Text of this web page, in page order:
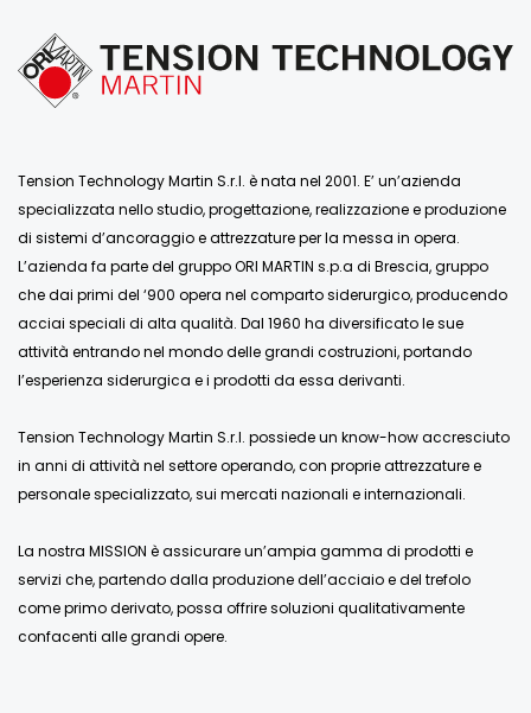
Tension Technology Martin S.r.l. è nata nel 2001. E’ un’azienda
specializzata nello studio, progettazione, realizzazione e produzione
di sistemi d’ancoraggio e attrezzature per la messa in opera.
L’azienda fa parte del gruppo ORI MARTIN s.p.a di Brescia, gruppo
che dai primi del ‘900 opera nel comparto siderurgico, producendo
acciai speciali di alta qualità. Dal 1960 ha diversificato le sue
attività entrando nel mondo delle grandi costruzioni, portando
l’esperienza siderurgica e i prodotti da essa derivanti.
Tension Technology Martin S.r.l. possiede un know-how accresciuto
in anni di attività nel settore operando, con proprie attrezzature e
personale specializzato, sui mercati nazionali e internazionali.
La nostra MISSION è assicurare un’ampia gamma di prodotti e
servizi che, partendo dalla produzione dell’acciaio e del trefolo
come primo derivato, possa offrire soluzioni qualitativamente
confacenti alle grandi opere.